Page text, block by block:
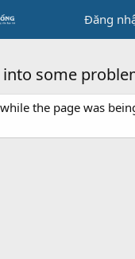
Đăng
into some
the page was